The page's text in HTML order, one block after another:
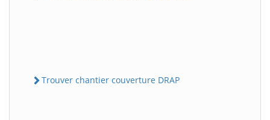
Trouver chantier couverture DRAP